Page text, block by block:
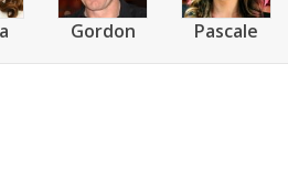
Gordon Pascale